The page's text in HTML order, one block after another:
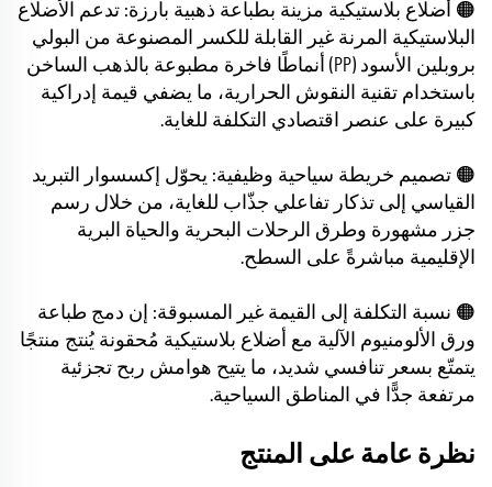
🟠 أضلاع بلاستيكية مزينة بطباعة ذهبية بارزة: تدعم الأضلاع
البلاستيكية المرنة غير القابلة للكسر المصنوعة من البولي
بروبلين الأسود (PP) أنماطًا فاخرة مطبوعة بالذهب الساخن
باستخدام تقنية النقوش الحرارية، ما يضفي قيمة إدراكية
كبيرة على عنصر اقتصادي التكلفة للغاية.
🟠 تصميم خريطة سياحية وظيفية: يحوّل إكسسوار التبريد
القياسي إلى تذكار تفاعلي جذّاب للغاية، من خلال رسم
جزر مشهورة وطرق الرحلات البحرية والحياة البرية
الإقليمية مباشرةً على السطح.
🟠 نسبة التكلفة إلى القيمة غير المسبوقة: إن دمج طباعة
ورق الألومنيوم الآلية مع أضلاع بلاستيكية مُحقونة يُنتج منتجًا
يتمتّع بسعر تنافسي شديد، ما يتيح هوامش ربح تجزئية
مرتفعة جدًّا في المناطق السياحية.
نظرة عامة على المنتج